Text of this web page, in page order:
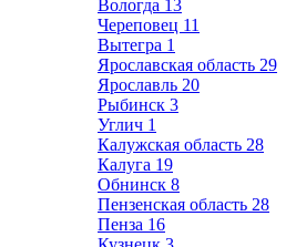
Вологда 13
Череповец 11
Вытегра 1
Ярославская область 29
Ярославль 20
Рыбинск 3
Углич 1
Калужская область 28
Калуга 19
Обнинск 8
Пензенская область 28
Пенза 16